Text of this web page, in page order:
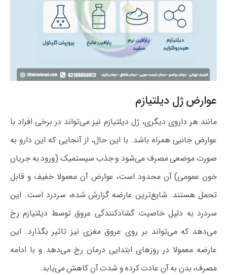
عوارض ژل دیلتیازم
مانند هر داروی دیگری، ژل دیلتیازم نیز می‌تواند در برخی افراد با
عوارض جانبی همراه باشد. با این حال، از آنجایی که این دارو به
صورت موضعی مصرف می‌شود و جذب سیستمیک (ورود به جریان
خون عمومی) آن محدود است، عوارض آن معمولا خفیف و قابل
تحمل هستند. شایع‌ترین عارضه گزارش شده، سردرد است. این
سردرد به دلیل خاصیت گشادکنندگی عروق توسط دیلتیازم رخ
می‌دهد که می‌تواند بر روی عروق مغزی نیز تاثیر بگذارد. این
عارضه معمولا در روزهای ابتدایی درمان رخ می‌دهد و با ادامه
مصرف، بدن به آن عادت کرده و شدت آن کاهش می‌یابد.